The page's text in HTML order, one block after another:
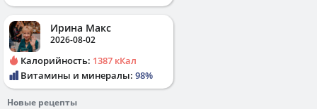
Ирина Макс
2026-08-02
Калорийность: 1387 кКал
Витамины и минералы: 98%
Новые рецепты